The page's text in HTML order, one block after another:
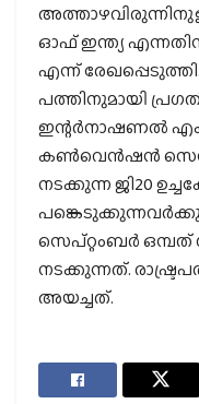
ഓഫ് ഇന്ത്യ
എന്ന്
പത്തിനുമായി
ഇന്റർനാഷണൽ
കൺവെൻഷൻ
നടക്കുന്ന ജി20
സെപ്റ്റംബർ ഒമ്പത്
നടക്കുന്നത്.
അയച്ചത്.